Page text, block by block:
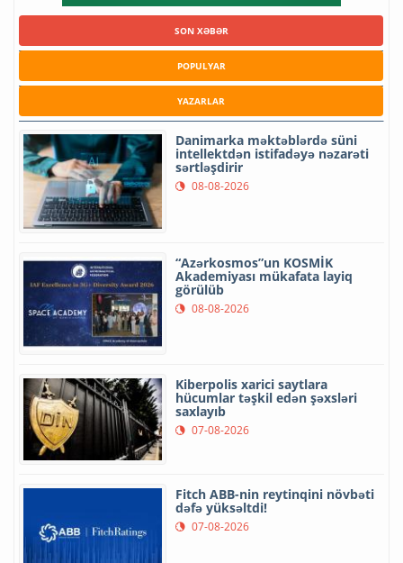
SON XƏBƏR
POPULYAR
YAZARLAR
Danimarka məktəblərdə süni
intellektdən istifadəyə nəzarəti
sərtləşdirir
08-08-2026
“Azərkosmos”un KOSMİK
Akademiyası mükafata layiq
görülüb
08-08-2026
Kiberpolis xarici saytlara
hücumlar təşkil edən şəxsləri
saxlayıb
07-08-2026
Fitch ABB-nin reytinqini növbəti
dəfə yüksəltdi!
07-08-2026